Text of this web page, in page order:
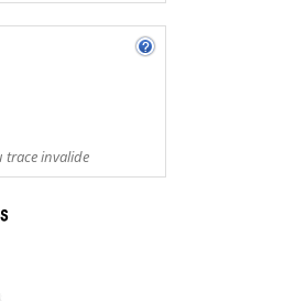
trace invalide